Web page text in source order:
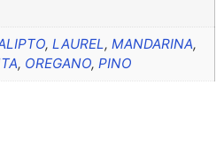
, LAUREL, MANDARINA,
, OREGANO, PINO